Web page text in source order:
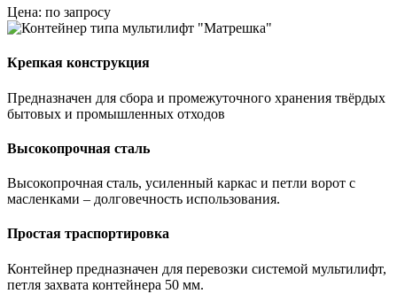
Цена: по запросу
Крепкая конструкция
Предназначен для сбора и промежуточного хранения твёрдых
бытовых и промышленных отходов
Высокопрочная сталь
Высокопрочная сталь, усиленный каркас и петли ворот с
масленками – долговечность использования.
Простая траспортировка
Контейнер предназначен для перевозки системой мультилифт,
петля захвата контейнера 50 мм.